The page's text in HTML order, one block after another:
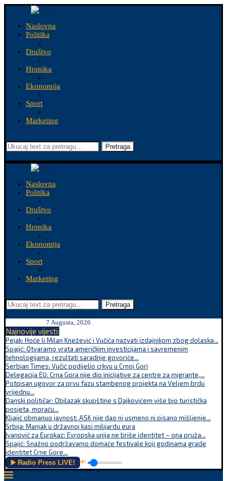
Naslovna
Politika
Društvo
Hronika
Ekonomija
Sport
Marketing
Pretraga
Naslovna
Politika
Društvo
Hronika
Ekonomija
Sport
Marketing
Pretraga
7 Augusta, 2026
Najnovije vijesti:
Pejak: Hoće li Milan Knežević i Vučića nazvati izdajnikom zbog dolaska...
Spajić: Otvaramo vrata američkim investicijama i savremenim
tehnologijama, rezultati saradnje govoriće...
Serbian Times: Vučić podijelio crkvu u Crnoj Gori
Delegacija EU: Crna Gora nije dio inicijative za centre za migrante,...
Potpisan ugovor za prvu fazu stambenog projekta na Veljem brdu
vrijednu...
Danski političar: Obilazak skupštine s Dajkovićem više bio turistička
posjeta, moraću...
Kljajić obmanuo javnost: ASK nije dao ni usmeno ni pisano mišljenje...
Srbija: Manjak u državnoj kasi milijardu eura
Ivanović za Eurokaz: Evropska unija ne briše identitet – ona pruža...
Spajić: Snažno podržavamo domaće festivale koji godinama grade
identitet Crne Gore...
▶️ Radio Press LIVE! 🔊